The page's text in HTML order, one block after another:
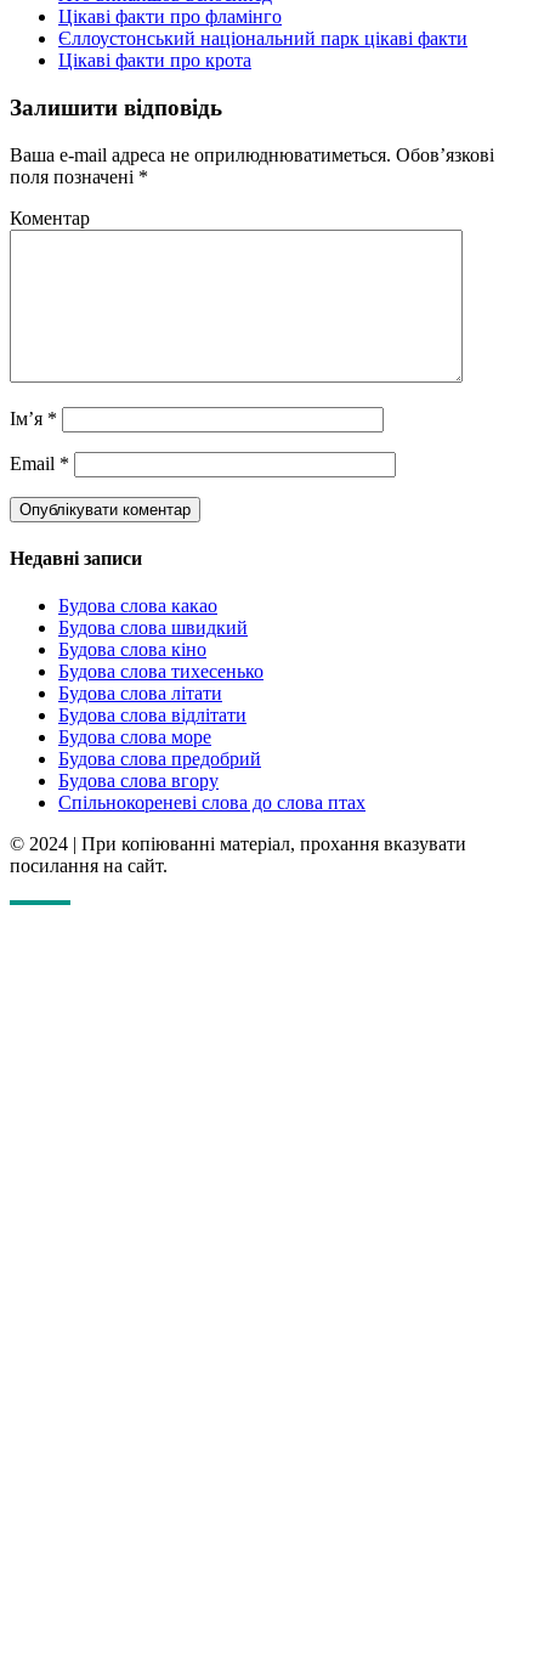
Цікаві факти про фламінго
Єллоустонський національний парк цікаві факти
Цікаві факти про крота
Залишити відповідь
Ваша e-mail адреса не оприлюднюватиметься. Обов’язкові
поля позначені *
Коментар
Ім’я *
Email *
Недавні записи
Будова слова какао
Будова слова швидкий
Будова слова кіно
Будова слова тихесенько
Будова слова літати
Будова слова відлітати
Будова слова море
Будова слова предобрий
Будова слова вгору
Спільнокореневі слова до слова птах
© 2024 | При копіюванні матеріал, прохання вказувати
посилання на сайт.